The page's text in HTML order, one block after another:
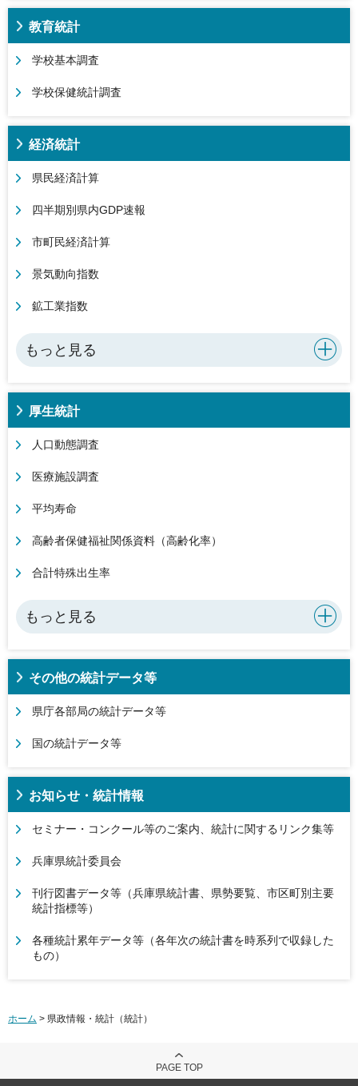
教育統計
学校基本調査
学校保健統計調査
経済統計
県民経済計算
四半期別県内GDP速報
市町民経済計算
景気動向指数
鉱工業指数
もっと見る
厚生統計
人口動態調査
医療施設調査
平均寿命
高齢者保健福祉関係資料（高齢化率）
合計特殊出生率
もっと見る
その他の統計データ等
県庁各部局の統計データ等
国の統計データ等
お知らせ・統計情報
セミナー・コンクール等のご案内、統計に関するリンク集等
兵庫県統計委員会
刊行図書データ等（兵庫県統計書、県勢要覧、市区町別主要
統計指標等）
各種統計累年データ等（各年次の統計書を時系列で収録した
もの）
ホーム > 県政情報・統計（統計）
PAGE TOP